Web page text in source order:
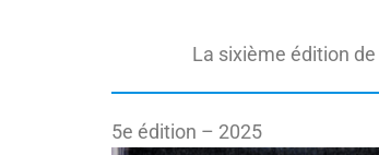
La sixième édition
5e édition – 2025